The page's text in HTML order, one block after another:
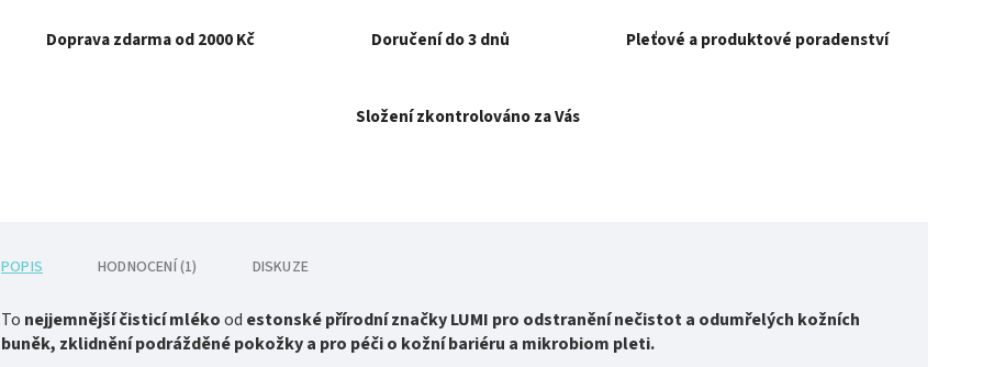
Doprava zdarma od 2000 Kč Doručení do 3 dnů Pleťové a produktové poradenství
Složení zkontrolováno za Vás
POPIS HODNOCENÍ (1) DISKUZE
To nejjemnější čisticí mlékood estonské přírodní značky LUMI pro odstranění nečistot a odumřelých kožních
buněk, zklidnění podrážděné pokožky a pro péči o kožní bariéru a mikrobiom pleti.